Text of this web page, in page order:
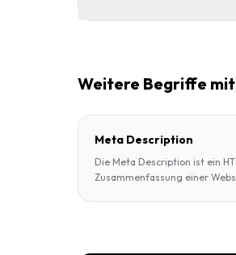
Weitere Begriffe mit
Meta Description
Die Meta Description ist ein
Zusammenfassung einer